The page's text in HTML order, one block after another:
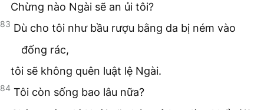
Chừng nào Ngài sẽ an ủi tôi?
83 Dù cho tôi như bầu rượu bằng da bị ném vào
đống rác,
tôi sẽ không quên luật lệ Ngài.
84 Tôi còn sống bao lâu nữa?